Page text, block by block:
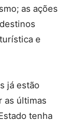
as ações
e
já estão
as últimas
tenha